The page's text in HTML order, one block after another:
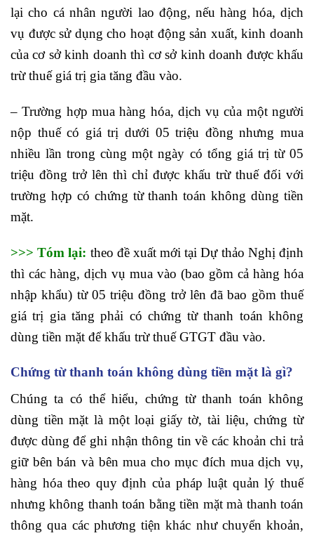
lại cho cá nhân người lao động, nếu hàng hóa, dịch
vụ được sử dụng cho hoạt động sản xuất, kinh doanh
của cơ sở kinh doanh thì cơ sở kinh doanh được khấu
trừ thuế giá trị gia tăng đầu vào.
– Trường hợp mua hàng hóa, dịch vụ của một người
nộp thuế có giá trị dưới 05 triệu đồng nhưng mua
nhiều lần trong cùng một ngày có tổng giá trị từ 05
triệu đồng trở lên thì chỉ được khấu trừ thuế đối với
trường hợp có chứng từ thanh toán không dùng tiền
mặt.
>>> Tóm lại: theo đề xuất mới tại Dự thảo Nghị định
thì các hàng, dịch vụ mua vào (bao gồm cả hàng hóa
nhập khẩu) từ 05 triệu đồng trở lên đã bao gồm thuế
giá trị gia tăng phải có chứng từ thanh toán không
dùng tiền mặt để khấu trừ thuế GTGT đầu vào.
Chứng từ thanh toán không dùng tiền mặt là gì?
Chúng ta có thể hiểu, chứng từ thanh toán không
dùng tiền mặt là một loại giấy tờ, tài liệu, chứng từ
được dùng để ghi nhận thông tin về các khoản chi trả
giữ bên bán và bên mua cho mục đích mua dịch vụ,
hàng hóa theo quy định của pháp luật quản lý thuế
nhưng không thanh toán bằng tiền mặt mà thanh toán
thông qua các phương tiện khác như chuyển khoản,